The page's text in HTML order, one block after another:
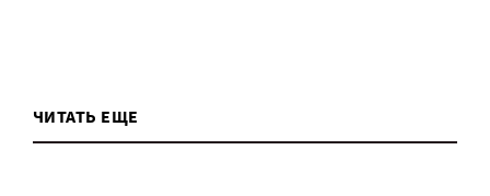
ЧИТАТЬ ЕЩЕ